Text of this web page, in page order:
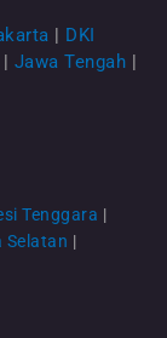
| DKI
| Jawa Tengah |
Tenggara |
Selatan |